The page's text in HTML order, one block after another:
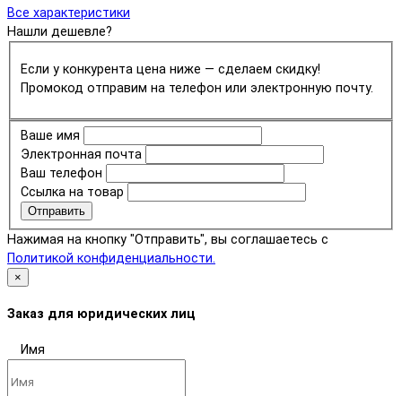
Все характеристики
Нашли дешевле?
Если у конкурента цена ниже — сделаем скидку!
Промокод отправим на телефон или электронную почту.
Ваше имя
Электронная почта
Ваш телефон
Ссылка на товар
Отправить
Нажимая на кнопку "Отправить", вы соглашаетесь с
Политикой конфиденциальности.
×
Заказ для юридических лиц
Имя